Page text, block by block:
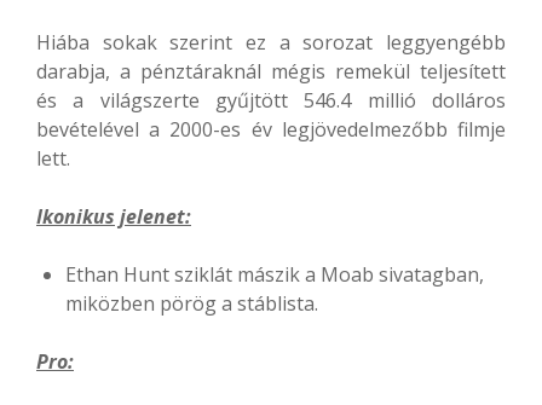
Hiába sokak szerint ez a sorozat leggyengébb
darabja, a pénztáraknál mégis remekül teljesített
és a világszerte gyűjtött 546.4 millió dolláros
bevételével a 2000-es év legjövedelmezőbb filmje
lett.
Ikonikus jelenet:
Ethan Hunt sziklát mászik a Moab sivatagban,
miközben pörög a stáblista.
Pro: